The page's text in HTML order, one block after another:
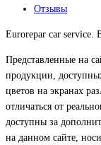
Отзывы
Eurorepar car service.
Представленные на
продукции,
цветов на экранах
отличаться от
доступны за
на данном сайте,